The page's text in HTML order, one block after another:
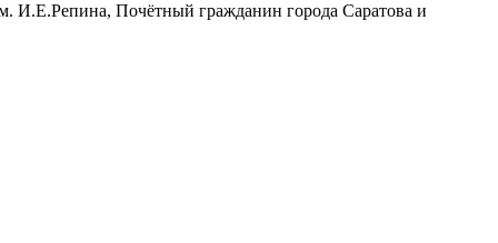
И.Е.Репина, Почётный гражданин города Саратова и